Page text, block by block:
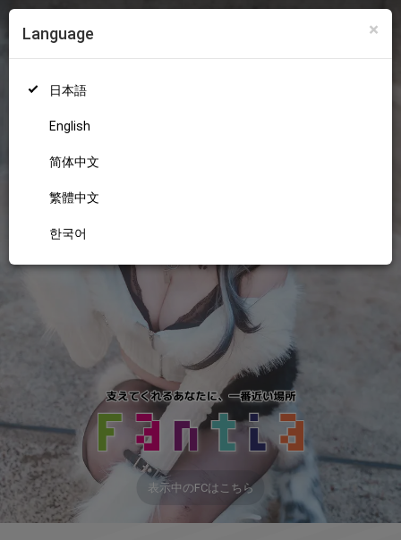
×
Language
日本語
English
简体中文
繁體中文
한국어
18+
表示中のFCはこちら